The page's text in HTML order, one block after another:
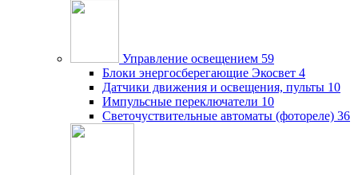
Управление освещением 59
Блоки энергосберегающие Экосвет 4
Датчики движения и освещения, пульты 10
Импульсные переключатели 10
Светочуствительные автоматы (фотореле) 36